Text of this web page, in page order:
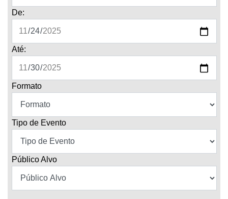
De:
Até:
Formato
Tipo de Evento
Público Alvo